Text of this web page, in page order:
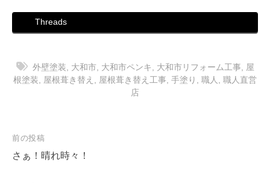
Threads
外壁塗装, 大和市, 大和市ペンキ, 大和市リフォーム工事, 屋
根塗装, 屋根葺き替え , 屋根葺き替え工事, 手塗り , 職人, 職人直営
店
投
稿
前の投稿
さぁ！晴れ時々！